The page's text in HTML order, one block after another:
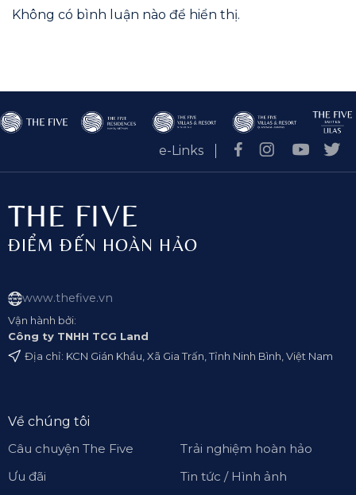
Không có bình luận nào để hiển thị.
e-Links
THE FIVE
ĐIỂM ĐẾN HOÀN HẢO
www.thefive.vn
Vận hành bởi:
Công ty TNHH TCG Land
Địa chỉ: KCN Gián Khẩu, Xã Gia Trấn, Tỉnh Ninh Bình, Việt Nam
Về chúng tôi
Câu chuyện The Five
Trải nghiệm hoàn hảo
Ưu đãi
Tin tức / Hình ảnh